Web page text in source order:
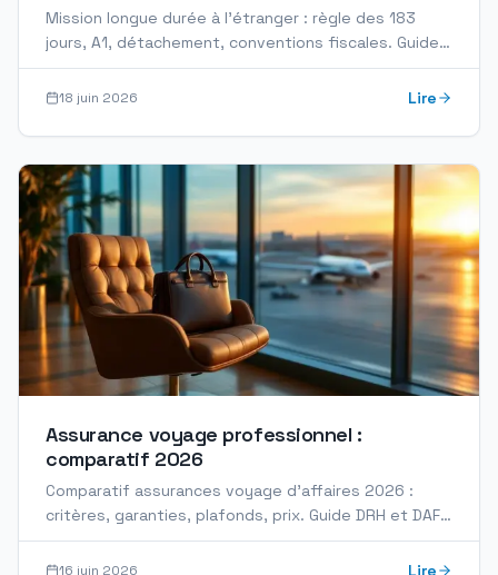
Mission longue durée à l'étranger : règle des 183
jours, A1, détachement, conventions fiscales. Guide
DRH et mobilité internationale 2026.
18 juin 2026 Lire
Assurance voyage professionnel :
comparatif 2026
Comparatif assurances voyage d'affaires 2026 :
critères, garanties, plafonds, prix. Guide DRH et DAF
avec grille de sélection.
16 juin 2026 Lire